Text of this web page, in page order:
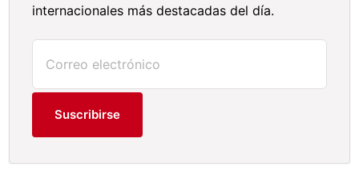
internacionales más destacadas del día.
Suscribirse